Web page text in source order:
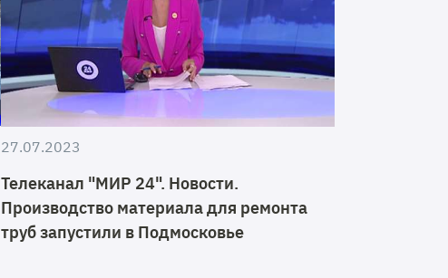
27.07.2023
Телеканал "МИР 24". Новости.
Производство материала для ремонта
труб запустили в Подмосковье